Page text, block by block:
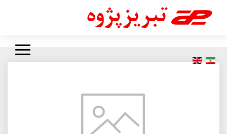
نمای جدید سایت تبریز پژوه - آزمایشی تاریخ بازگشایی رسمی تیر ماه 1403